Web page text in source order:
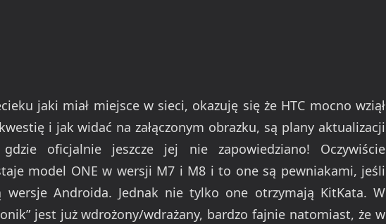
jaki miał miejsce w sieci, okazuję się że HTC mocno wziął
i jak widać na załączonym obrazku, są plany aktualizacji
oficjalnie jeszcze jej nie zapowiedziano! Oczywiście
model ONE w wersji M7 i M8 i to one są pewniakami, jeśli
wersje Androida. Jednak nie tylko one otrzymają KitKata. W
jest już wdrożony/wdrażany, bardzo fajnie natomiast, że w